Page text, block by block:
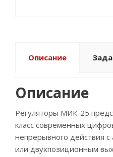
Описание
Описание
Регуляторы МИК-25
класс современных
непрерывного действия
или двухпозиционным